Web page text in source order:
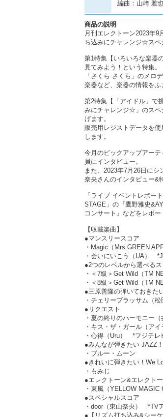
編曲：山崎 雅
商品の説明
月刊エレクトーン2023年
ち込みにチャレンジ☆スペ
第1特集【いろいろな楽器
見てみよう！という特集。
「さくら さくら」のメロ
楽器など、楽器の情報をふ
第2特集【「アイドル」で
みにチャレンジ☆」のスペ
げます。
販売用レジストデータを
します。
今月のピックアップアー
員にインタビュー。
また、2023年7月26日に
奈央さんのインタビュー&
「ライブ イベントレポー
STAGE」の『鷹野雅史
コンサート』などをレポー
【収載楽曲】
●マンスリースコア
・Magic（Mrs.GREEN
・会いにいこう（UA）
●2つのレベルから選べるス
・＜7級＞Get Wild（TM
・＜8級＞Get Wild（TM
●三原善隆の弾いておきた
・チェリーブラッサム（松
●リクエスト
・夏の終りのハーモニー（
・キス・ザ・ガール（ア
・心得（Uru） *フジテレ
●みんなが弾きたい JAZZ
・ブルー・ムーン
●きれいに弾きたい！We
・もみじ
●エレクトーン&エレクト
・東風（YELLOW MAGIC
●スペシャルスコア
・door（東山奈央） *TV
●【リズム打ち込み&シー